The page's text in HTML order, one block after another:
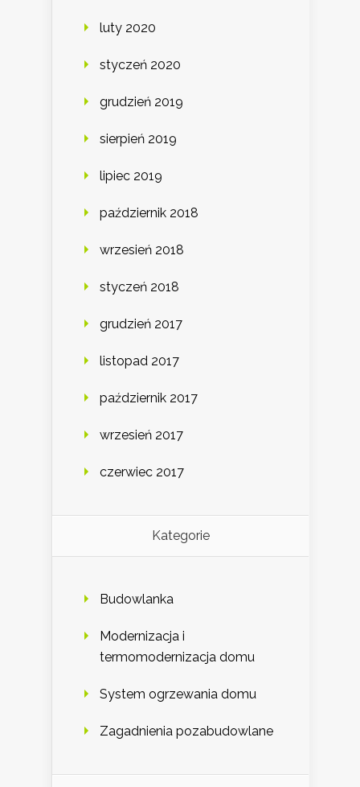
luty 2020
styczeń 2020
grudzień 2019
sierpień 2019
lipiec 2019
październik 2018
wrzesień 2018
styczeń 2018
grudzień 2017
listopad 2017
październik 2017
wrzesień 2017
czerwiec 2017
Kategorie
Budowlanka
Modernizacja i
termomodernizacja domu
System ogrzewania domu
Zagadnienia pozabudowlane